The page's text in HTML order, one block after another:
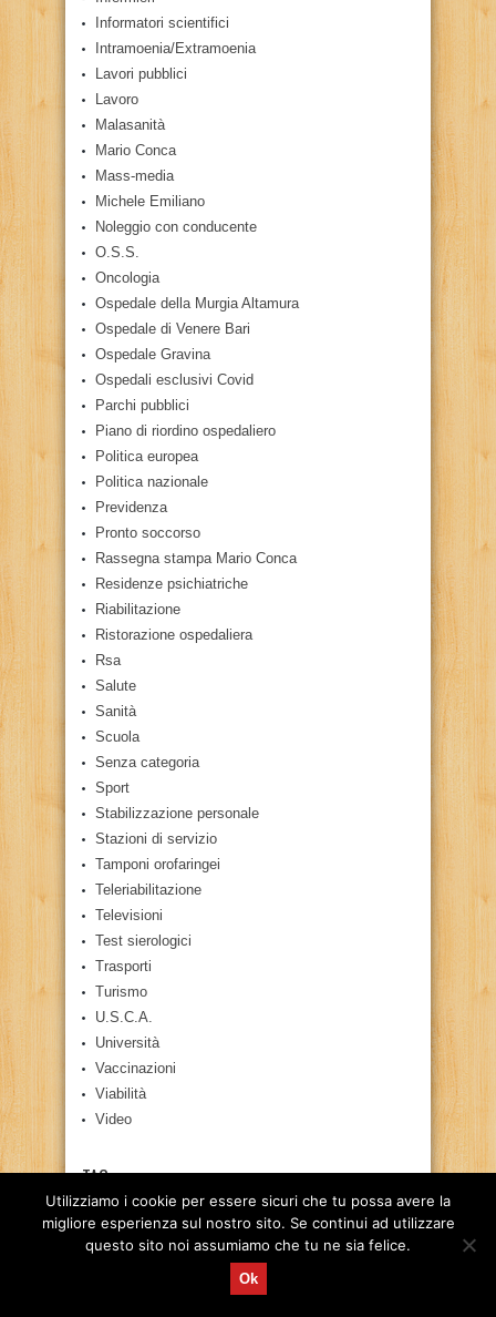
Informatori scientifici
Intramoenia/Extramoenia
Lavori pubblici
Lavoro
Malasanità
Mario Conca
Mass-media
Michele Emiliano
Noleggio con conducente
O.S.S.
Oncologia
Ospedale della Murgia Altamura
Ospedale di Venere Bari
Ospedale Gravina
Ospedali esclusivi Covid
Parchi pubblici
Piano di riordino ospedaliero
Politica europea
Politica nazionale
Previdenza
Pronto soccorso
Rassegna stampa Mario Conca
Residenze psichiatriche
Riabilitazione
Ristorazione ospedaliera
Rsa
Salute
Sanità
Scuola
Senza categoria
Sport
Stabilizzazione personale
Stazioni di servizio
Tamponi orofaringei
Teleriabilitazione
Televisioni
Test sierologici
Trasporti
Turismo
U.S.C.A.
Università
Vaccinazioni
Viabilità
Video
TAG
118 audizione commissione sanità Dattoli
autisti senza bar stazione servizio dove riposare e
Utilizziamo i cookie per essere sicuri che tu possa avere la
migliore esperienza sul nostro sito. Se continui ad utilizzare
questo sito noi assumiamo che tu ne sia felice.
Ok